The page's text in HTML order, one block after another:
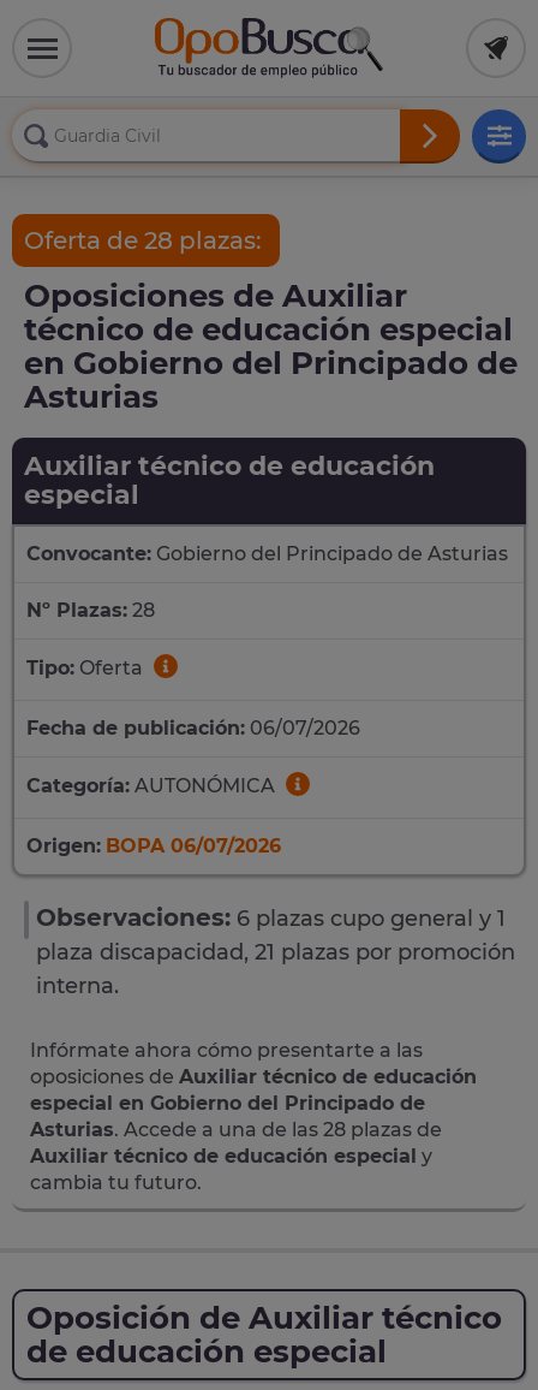
Oferta de 28 plazas:
Oposiciones de Auxiliar
técnico de educación especial
en Gobierno del Principado de
Asturias
Auxiliar técnico de educación
especial
Convocante: Gobierno del Principado de Asturias
Nº Plazas: 28
Tipo: Oferta
Fecha de publicación: 06/07/2026
Categoría: AUTONÓMICA
Origen: BOPA 06/07/2026
Observaciones: 6 plazas cupo general y 1
plaza discapacidad, 21 plazas por promoción
interna.
Infórmate ahora cómo presentarte a las
oposiciones de Auxiliar técnico de educación
especial en Gobierno del Principado de
Asturias. Accede a una de las 28 plazas de
Auxiliar técnico de educación especial y
cambia tu futuro.
Oposición de Auxiliar técnico
de educación especial